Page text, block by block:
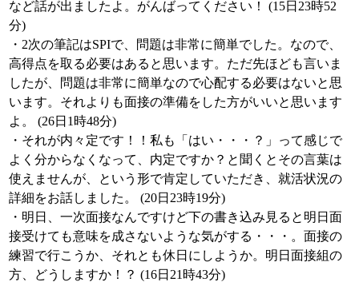
など話が出ましたよ。がんばってください！ (15日23時52
分)
・2次の筆記はSPIで、問題は非常に簡単でした。なので、
高得点を取る必要はあると思います。ただ先ほども言いま
したが、問題は非常に簡単なので心配する必要はないと思
います。それよりも面接の準備をした方がいいと思います
よ。 (26日1時48分)
・それが内々定です！！私も「はい・・・？」って感じで
よく分からなくなって、内定ですか？と聞くとその言葉は
使えませんが、という形で肯定していただき、就活状況の
詳細をお話しました。 (20日23時19分)
・明日、一次面接なんですけど下の書き込み見ると明日面
接受けても意味を成さないような気がする・・・。面接の
練習で行こうか、それとも休日にしようか。明日面接組の
方、どうしますか！？ (16日21時43分)